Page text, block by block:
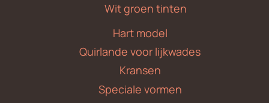
Wit groen tinten
Hart model
Quirlande voor lijkwades
Kransen
Speciale vormen